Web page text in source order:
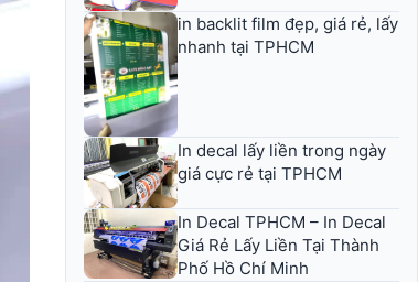
in backlit film đẹp, giá rẻ, lấy
nhanh tại TPHCM
In decal lấy liền trong ngày
giá cực rẻ tại TPHCM
In Decal TPHCM – In Decal
Giá Rẻ Lấy Liền Tại Thành
Phố Hồ Chí Minh